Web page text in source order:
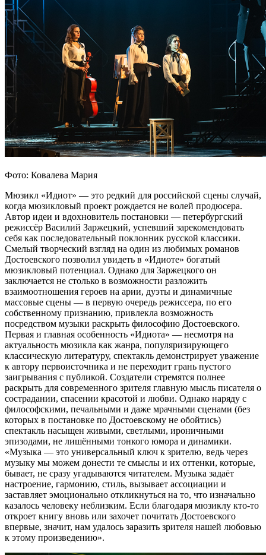
Фото: Ковалева Мария
Мюзикл «Идиот» — это редкий для российской сцены случай,
когда мюзикловый проект рождается не волей продюсера.
Автор идеи и вдохновитель постановки — петербургский
режиссёр Василий Заржецкий, успевший зарекомендовать
себя как последовательный поклонник русской классики.
Смелый творческий взгляд на один из любимых романов
Достоевского позволил увидеть в «Идиоте» богатый
мюзикловый потенциал. Однако для Заржецкого он
заключается не столько в возможности разложить
взаимоотношения героев на арии, дуэты и динамичные
массовые сцены — в первую очередь режиссера, по его
собственному признанию, привлекла возможность
посредством музыки раскрыть философию Достоевского.
Первая и главная особенность «Идиота» — несмотря на
актуальность мюзикла как жанра, популяризирующего
классическую литературу, спектакль демонстрирует уважение
к автору первоисточника и не переходит грань пустого
заигрывания с публикой. Создатели стремятся полнее
раскрыть для современного зрителя главную мысль писателя о
сострадании, спасении красотой и любви. Однако наряду с
философскими, печальными и даже мрачными сценами (без
которых в постановке по Достоевскому не обойтись)
спектакль насыщен живыми, светлыми, ироничными
эпизодами, не лишёнными тонкого юмора и динамики.
«Музыка — это универсальный ключ к зрителю, ведь через
музыку мы можем донести те смыслы и их оттенки, которые,
бывает, не сразу угадываются читателем. Музыка задаёт
настроение, гармонию, стиль, вызывает ассоциации и
заставляет эмоционально откликнуться на то, что изначально
казалось человеку неблизким. Если благодаря мюзиклу кто-то
откроет книгу вновь или захочет почитать Достоевского
впервые, значит, нам удалось заразить зрителя нашей любовью
к этому произведению».